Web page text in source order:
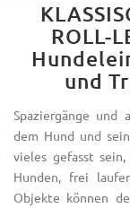
ROLL-
und
Spaziergänge und
dem Hund und
vieles gefasst
Hunden, frei
Objekte können